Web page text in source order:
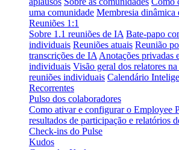
uma comunidade Membresia dinâmica
Reuniões 1:1
Sobre 1.1 reuniões de IA Bate-papo
individuais Reuniões atuais Reunião
transcrições de IA Anotações privadas
individuais Visão geral dos relatores
reuniões individuais Calendário
Recorrentes
Pulso dos colaboradores
Como ativar e configurar o Employee
resultados de participação e relatórios
Check-ins do Pulse
Kudos